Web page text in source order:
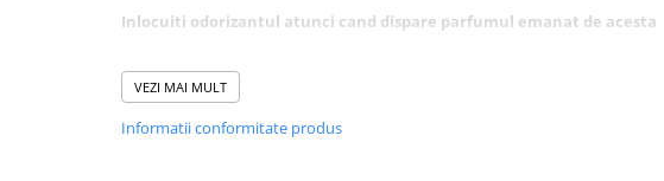
Ingrijire Personala
Ingrijirea corpului
Inlocuiti odorizantul atunci cand dispare parfumul emanat de acesta
Atentie:
manevrati doar cu mainile uscate
VEZI MAI MULT
Informatii conformitate produs